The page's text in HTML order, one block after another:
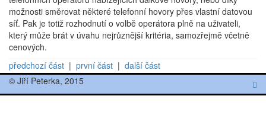
možnosti směrovat některé telefonní hovory přes vlastní datovou
síť. Pak je totiž rozhodnutí o volbě operátora plně na uživateli,
který může brát v úvahu nejrůznější kritéria, samozřejmě včetně
cenových.
předchozí část | první část | další část
© Jiří Peterka, 2015